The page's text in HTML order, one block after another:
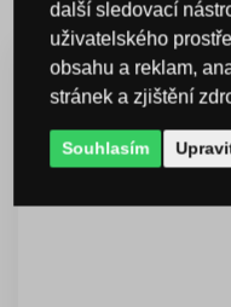
další sledovací
uživatelského
obsahu a reklam,
stránek a zjištění
Souhlasím